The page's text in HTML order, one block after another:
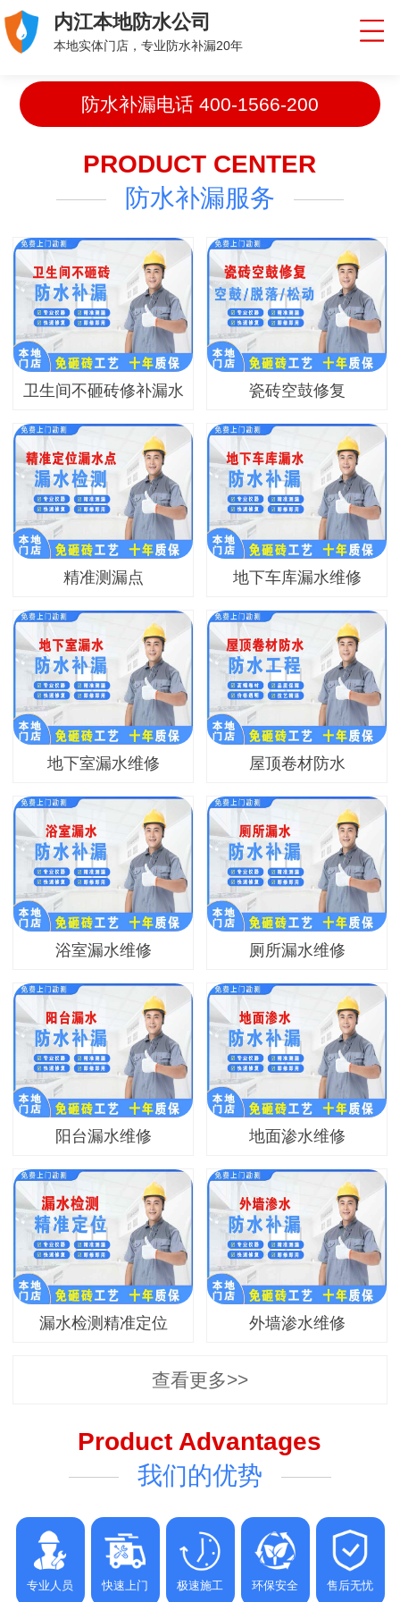
内江本地防水公司
本地实体门店，专业防水补漏20年
防水补漏电话 400-1566-200
PRODUCT CENTER
防水补漏服务
卫生间不砸砖修补漏水 瓷砖空鼓修复
精准测漏点 地下车库漏水维修
地下室漏水维修 屋顶卷材防水
浴室漏水维修 厕所漏水维修
阳台漏水维修 地面渗水维修
漏水检测精准定位 外墙渗水维修
查看更多>>
Product Advantages
我们的优势
专业人员 快速上门 极速施工 环保安全 售后无忧